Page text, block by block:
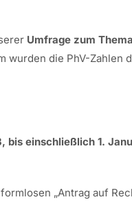
Umfrage zum
wurden die PhV-Zahlen
bis einschließlich 1.
„Antrag auf